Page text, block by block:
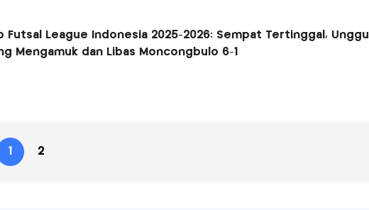
Futsal League Indonesia 2025-2026: Sempat Tertinggal, Unggul
Mengamuk dan Libas Moncongbulo 6-1
1 2